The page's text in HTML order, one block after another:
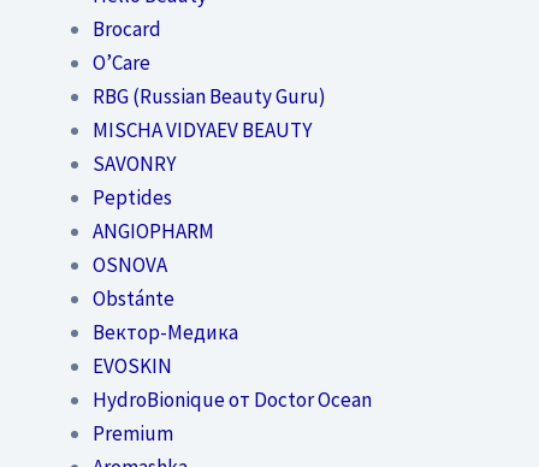
Brocard
O’Care
RBG (Russian Beauty Guru)
MISCHA VIDYAEV BEAUTY
SAVONRY
Peptides
ANGIOPHARM
OSNOVA
Obstánte
Вектор-Медика
EVOSKIN
HydroBionique от Doctor Ocean
Premium